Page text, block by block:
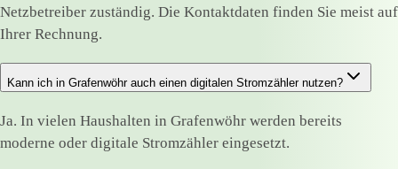
Netzbetreiber zuständig. Die Kontaktdaten finden Sie meist auf
Ihrer Rechnung.
Kann ich in Grafenwöhr auch einen digitalen Stromzähler nutzen?
Ja. In vielen Haushalten in Grafenwöhr werden bereits
moderne oder digitale Stromzähler eingesetzt.